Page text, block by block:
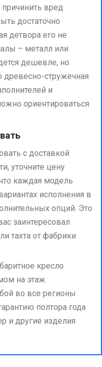
вред
достаточно
детвора его не
– металл или
дешевле, но
стружечная
и
ориентироваться
с доставкой
уточните цену
каждая модель
исполнения в
опций. Это
заинтересовал
тахта от фабрики
кресло
на этаж
во все регионы
полтора года
и другие изделия